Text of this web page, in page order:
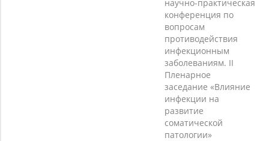
научно-практическая
конференция по
вопросам
противодействия
инфекционным
заболеваниям. II
Пленарное
заседание «Влияние
инфекции на
развитие
соматической
патологии»